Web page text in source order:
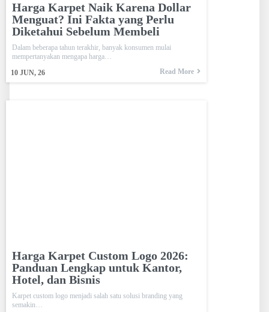
Harga Karpet Naik Karena Dollar
Menguat? Ini Fakta yang Perlu
Diketahui Sebelum Membeli
10 JUN, 26
Dalam beberapa tahun terakhir, banyak konsumen mulai
mempertanyakan mengapa harga…
Read More
Harga Karpet Custom Logo 2026:
Panduan Lengkap untuk Kantor,
Hotel, dan Bisnis
Karpet custom logo menjadi salah satu solusi branding yang
semakin…